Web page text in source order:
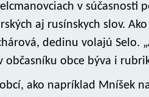
v súčasnosti
aj rusínskych slov.
dedinu volajú Selo.
občasníku obce býva i
ako napríklad Mníšek